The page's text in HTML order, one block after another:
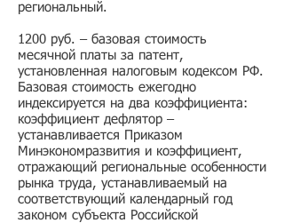
региональный.
1200 руб. – базовая стоимость
месячной платы за патент,
установленная налоговым кодексом РФ.
Базовая стоимость ежегодно
индексируется на два коэффициента:
коэффициент дефлятор –
устанавливается Приказом
Минэкономразвития и коэффициент,
отражающий региональные особенности
рынка труда, устанавливаемый на
соответствующий календарный год
законом субъекта Российской